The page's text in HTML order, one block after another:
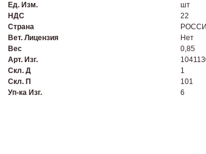
Ед. Изм.
шт
НДС
22
Страна
Вет. Лицензия
Нет
Вес
0,85
Арт. Изг.
Скл. Д
1
Скл. П
101
Уп-ка Изг.
6